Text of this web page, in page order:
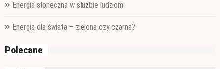
Energia słoneczna w służbie ludziom
Energia dla świata – zielona czy czarna?
Polecane